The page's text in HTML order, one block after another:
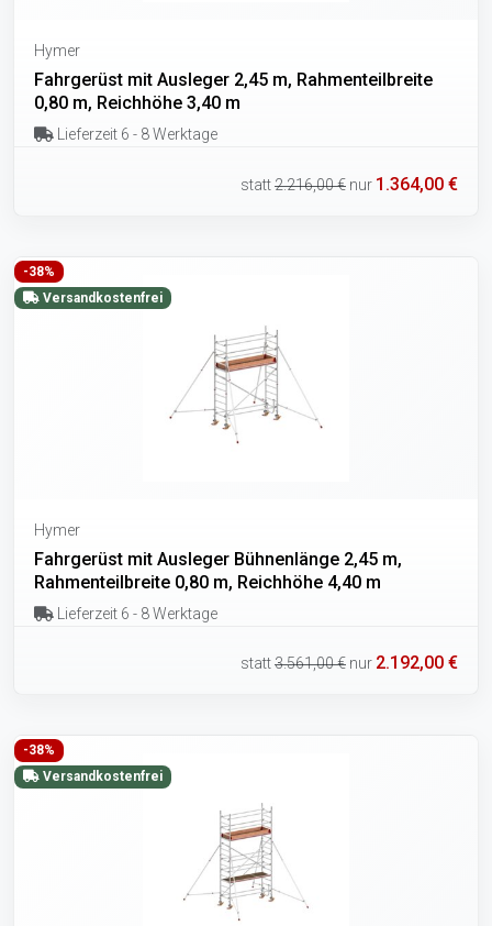
Hymer
Fahrgerüst mit Ausleger 2,45 m, Rahmenteilbreite
0,80 m, Reichhöhe 3,40 m
Lieferzeit 6 - 8 Werktage
statt2.216,00 € nur 1.364,00 €
-38%
Versandkostenfrei
Hymer
Fahrgerüst mit Ausleger Bühnenlänge 2,45 m,
Rahmenteilbreite 0,80 m, Reichhöhe 4,40 m
Lieferzeit 6 - 8 Werktage
statt3.561,00 € nur 2.192,00 €
-38%
Versandkostenfrei